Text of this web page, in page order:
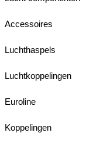
Accessoires
Luchthaspels
Luchtkoppelingen
Euroline
Koppelingen